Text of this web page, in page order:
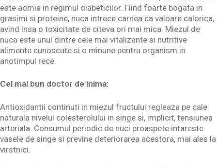
este admis in regimul diabeticilor. Fiind foarte bogata in
grasimi si proteine, nuca intrece carnea ca valoare calorica,
avind insa o toxicitate de citeva ori mai mica. Miezul de
nuca este unul dintre cele mai vitalizante si nutritive
alimente cunoscute si o minune pentru organism in
anotimpul rece.
Cel mai bun doctor de inima:
Antioxidantii continuti in miezul fructului regleaza pe cale
naturala nivelul colesterolului in singe si, implicit, tensiunea
arteriala. Consumul periodic de nuci proaspete intareste
vasele de singe si previne deteriorarea acestora, mai ales la
virstnici.